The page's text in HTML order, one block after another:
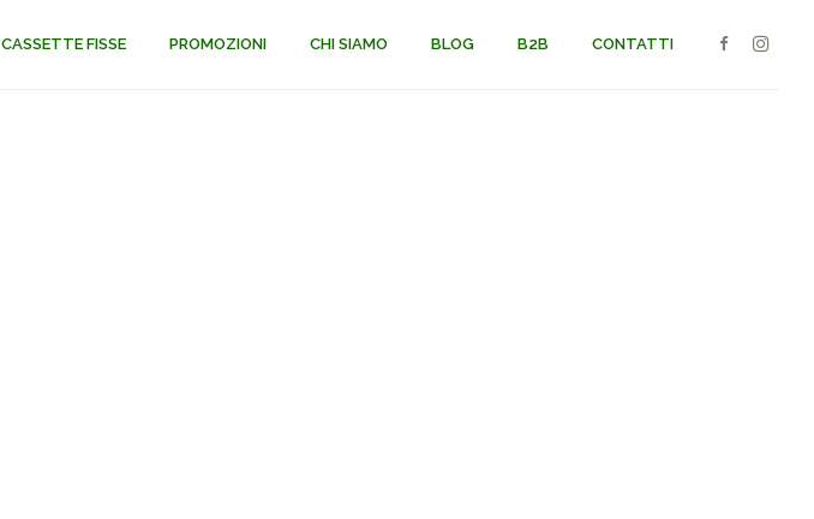
CASSETTE FISSE PROMOZIONI CHI SIAMO BLOG B2B CONTATTI